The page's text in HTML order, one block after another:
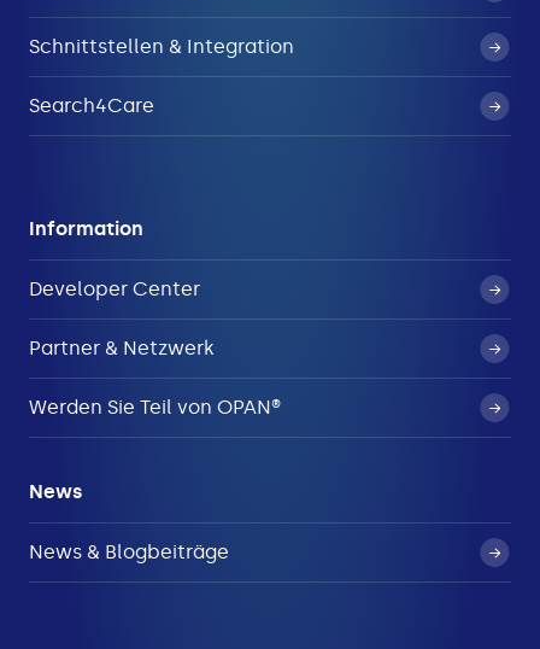
Schnittstellen & Integration
Search4Care
Information
Developer Center
Partner & Netzwerk
Werden Sie Teil von OPAN®
News
News & Blogbeiträge